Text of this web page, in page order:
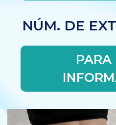
NÚM. DE
PARA